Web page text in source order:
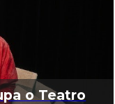
o Teatro